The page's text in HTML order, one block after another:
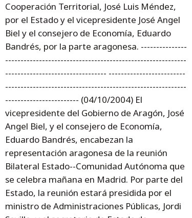
Cooperación Territorial, José Luis Méndez,
por el Estado y el vicepresidente José Angel
Biel y el consejero de Economía, Eduardo
Bandrés, por la parte aragonesa. ---------------
-----------------------------------------------------------
--------------------------------- -------------------------
-----------------------------------------------------------
------------------------ (04/10/2004) El
vicepresidente del Gobierno de Aragón, José
Angel Biel, y el consejero de Economía,
Eduardo Bandrés, encabezan la
representación aragonesa de la reunión
Bilateral Estado--Comunidad Autónoma que
se celebra mañana en Madrid. Por parte del
Estado, la reunión estará presidida por el
ministro de Administraciones Públicas, Jordi